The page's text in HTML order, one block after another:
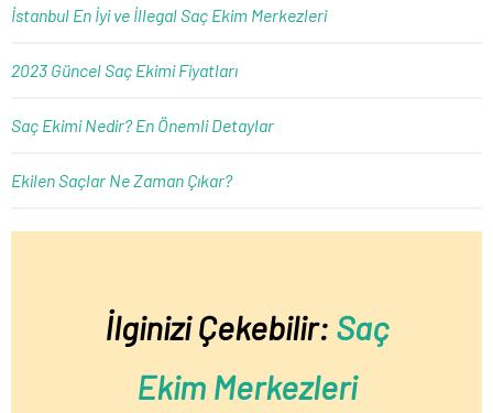
İstanbul En İyi ve İllegal Saç Ekim Merkezleri
2023 Güncel Saç Ekimi Fiyatları
Saç Ekimi Nedir? En Önemli Detaylar
Ekilen Saçlar Ne Zaman Çıkar?
İlginizi Çekebilir: Saç
Ekim Merkezleri